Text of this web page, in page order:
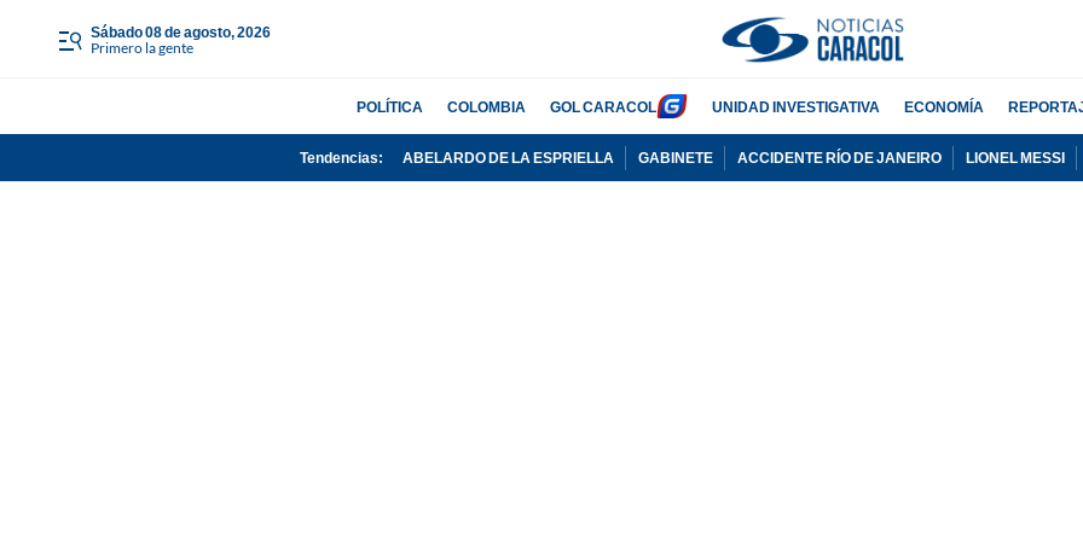
sábado 08 de agosto, 2026
Primero la gente
POLÍTICA COLOMBIA GOL CARACOL UNIDAD INVESTIGATIVA ECONOMÍA
Tendencias: ABELARDO DE LA ESPRIELLA GABINETE ACCIDENTE RÍO DE JANEIRO LIONEL MESSI